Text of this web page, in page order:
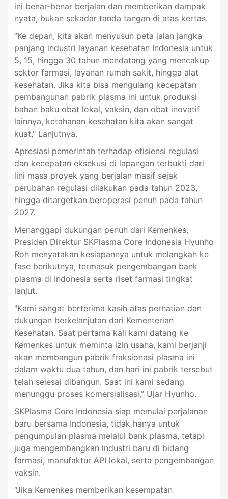
ini benar-benar berjalan dan memberikan dampak
nyata, bukan sekadar tanda tangan di atas kertas.
”Ke depan, kita akan menyusun peta jalan jangka
panjang industri layanan kesehatan Indonesia untuk
5, 15, hingga 30 tahun mendatang yang mencakup
sektor farmasi, layanan rumah sakit, hingga alat
kesehatan. Jika kita bisa mengulang kecepatan
pembangunan pabrik plasma ini untuk produksi
bahan baku obat lokal, vaksin, dan obat inovatif
lainnya, ketahanan kesehatan kita akan sangat
kuat," Lanjutnya.
Apresiasi pemerintah terhadap efisiensi regulasi
dan kecepatan eksekusi di lapangan terbukti dari
lini masa proyek yang berjalan masif sejak
perubahan regulasi dilakukan pada tahun 2023,
hingga ditargetkan beroperasi penuh pada tahun
2027.
Menanggapi dukungan penuh dari Kemenkes,
Presiden Direktur SKPlasma Core Indonesia Hyunho
Roh menyatakan kesiapannya untuk melangkah ke
fase berikutnya, termasuk pengembangan bank
plasma di Indonesia serta riset farmasi tingkat
lanjut.
"Kami sangat berterima kasih atas perhatian dan
dukungan berkelanjutan dari Kementerian
Kesehatan. Saat pertama kali kami datang ke
Kemenkes untuk meminta izin usaha, kami berjanji
akan membangun pabrik fraksionasi plasma ini
dalam waktu dua tahun, dan hari ini pabrik tersebut
telah selesai dibangun. Saat ini kami sedang
menunggu proses komersialisasi,” Ujar Hyunho.
SKPlasma Core Indonesia siap memulai perjalanan
baru bersama Indonesia, tidak hanya untuk
pengumpulan plasma melalui bank plasma, tetapi
juga mengembangkan industri baru di bidang
farmasi, manufaktur API lokal, serta pengembangan
vaksin.
“Jika Kemenkes memberikan kesempatan